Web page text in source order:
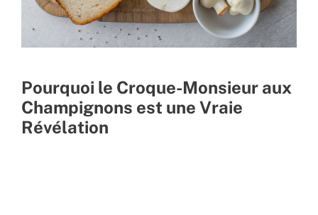
Pourquoi le Croque-Monsieur aux
Champignons est une Vraie
Révélation